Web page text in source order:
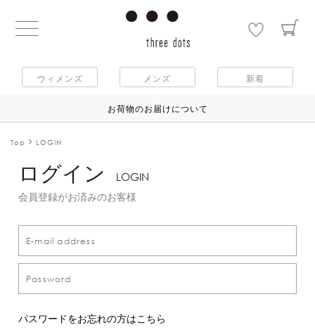
ウィメンズ メンズ 新着
お荷物のお届けについて
Top LOGIN
ログイン LOGIN
会員登録がお済みのお客様
パスワードをお忘れの方はこちら